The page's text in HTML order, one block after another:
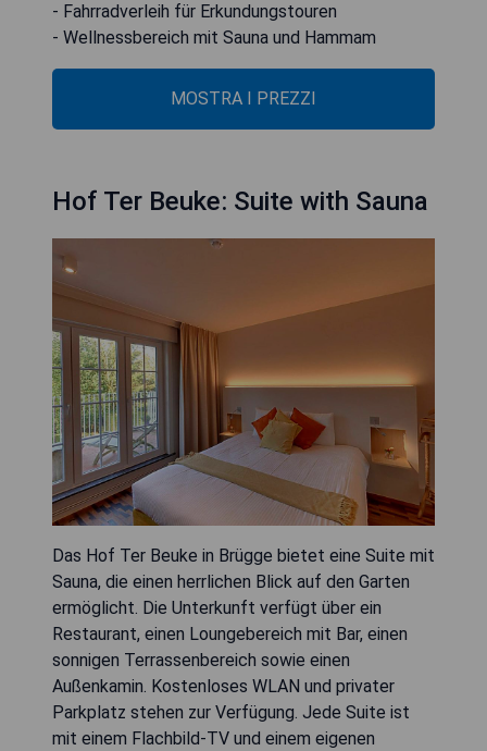
- Fahrradverleih für Erkundungstouren
- Wellnessbereich mit Sauna und Hammam
MOSTRA I PREZZI
Hof Ter Beuke: Suite with Sauna
Das Hof Ter Beuke in Brügge bietet eine Suite mit
Sauna, die einen herrlichen Blick auf den Garten
ermöglicht. Die Unterkunft verfügt über ein
Restaurant, einen Loungebereich mit Bar, einen
sonnigen Terrassenbereich sowie einen
Außenkamin. Kostenloses WLAN und privater
Parkplatz stehen zur Verfügung. Jede Suite ist
mit einem Flachbild-TV und einem eigenen